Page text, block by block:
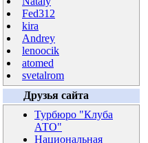
Fed312
kira
Andrey
lenoocik
atomed
svetalrom
Друзья сайта
Турбюро "Клуба
АТО"
Национальная